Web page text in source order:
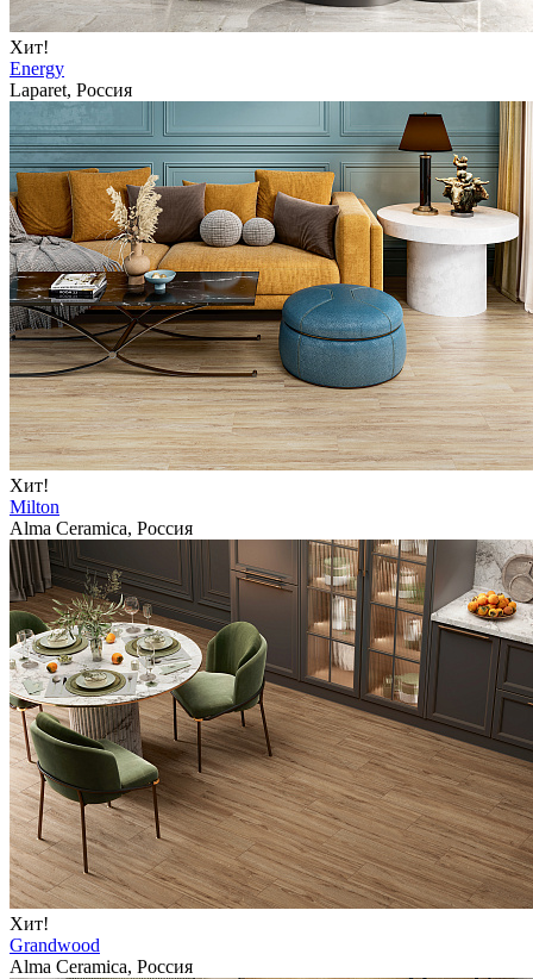
Хит!
Energy
Laparet, Россия
Хит!
Milton
Alma Ceramica, Россия
Хит!
Grandwood
Alma Ceramica, Россия